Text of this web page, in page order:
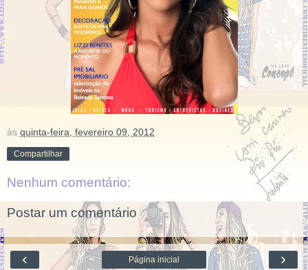
às quinta-feira, fevereiro 09, 2012
Compartilhar
Nenhum comentário:
Postar um comentário
‹ ›
Página inicial